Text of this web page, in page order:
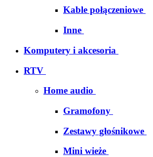
Kable połączeniowe
Inne
Komputery i akcesoria
RTV
Home audio
Gramofony
Zestawy głośnikowe
Mini wieże